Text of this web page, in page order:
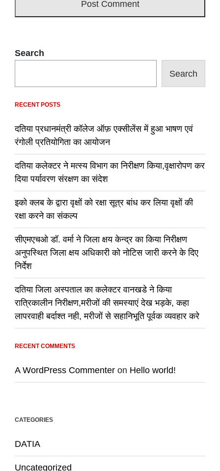
Search
Search
RECENT POSTS
दतिया प्रधानमंत्री कॉलेज ऑफ़ एक्सीलेंस में हुआ भाषण एवं
रंगोली प्रतियोगिता का आयोजन
दतिया कलेक्टर ने मत्स्य विभाग का निरीक्षण किया,वृक्षारोपण कर
दिया पर्यावरण संरक्षण का संदेश
इको क्लब के द्वारा वृक्षों को रक्षा सूत्र बांध कर लिया वृक्षों की
रक्षा करने का संकल्प
सीएमएचओ डॉ. वर्मा ने जिला क्षय केन्द्र का किया निरीक्षण
अनुपस्थित जिला क्षय अधिकारी को नोटिस जारी करने के दिए
निर्देश
दतिया जिला अस्पताल का कलेक्टर वानखडे ने किया
रात्रिकालीन निरीक्षण,मरीजों की समस्याएं देख भड़के, कहा
लापरवाही बर्दाश्त नही, मरीजों से सहानिभूति पूर्वक व्यवहार करे
RECENT COMMENTS
A WordPress Commenter on Hello world!
CATEGORIES
DATIA
Uncategorized